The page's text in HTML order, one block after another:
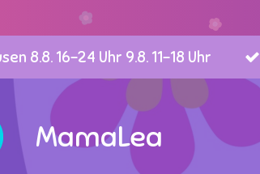
8.8. 16-24 Uhr 9.8. 11-18 Uhr
MamaLea